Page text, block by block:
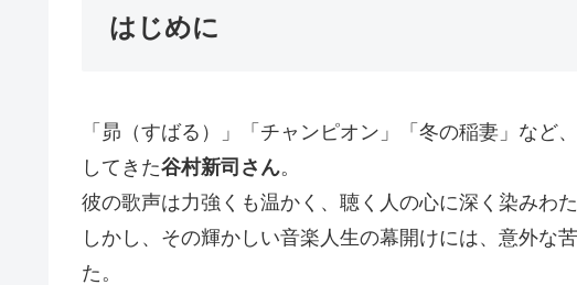
はじめに
「昴（すばる）」「チャンピオン」「冬の稲妻」など
してきた谷村新司さん。
彼の歌声は力強くも温かく、聴く人の心に深く染みわ
しかし、その輝かしい音楽人生の幕開けには、意外な
た。